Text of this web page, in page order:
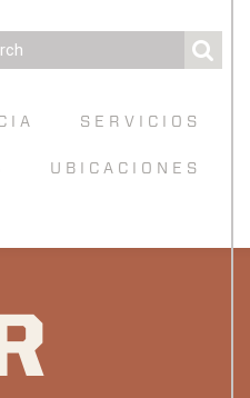
SERVICIOS
UBICACIONES